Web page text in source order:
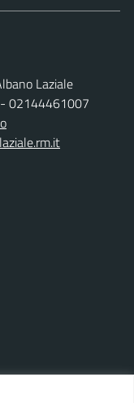
Laziale
- 02144461007